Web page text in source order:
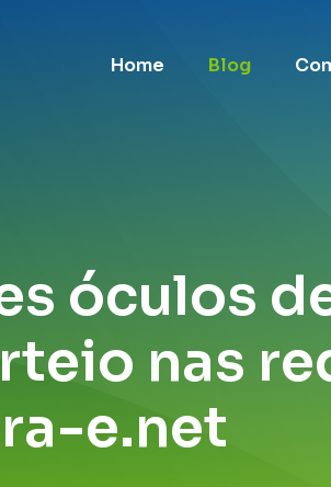
Home Blog
óculos
nas
e.net